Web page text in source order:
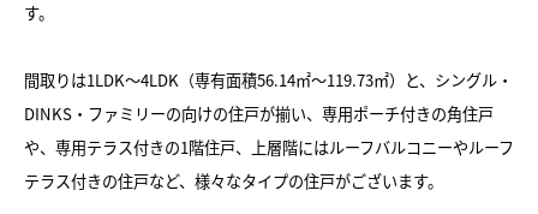
す。
間取りは1LDK～4LDK（専有面積56.14㎡～119.73㎡）と、シングル・
DINKS・ファミリーの向けの住戸が揃い、専用ポーチ付きの角住戸
や、専用テラス付きの1階住戸、上層階にはルーフバルコニーやルーフ
テラス付きの住戸など、様々なタイプの住戸がございます。